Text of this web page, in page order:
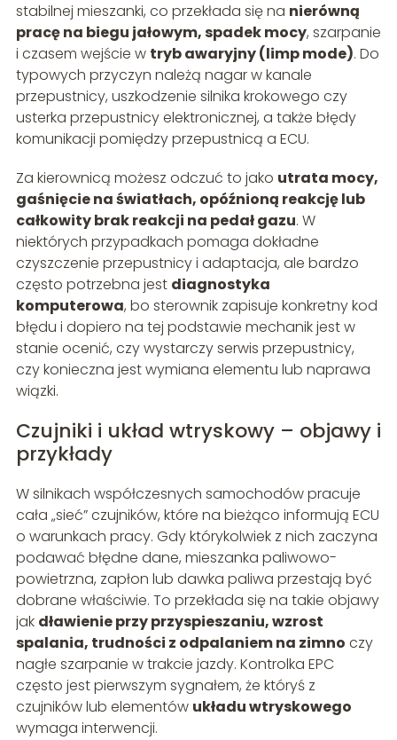
stabilnej mieszanki, co przekłada się na nierówną
pracę na biegu jałowym, spadek mocy, szarpanie
i czasem wejście w tryb awaryjny (limp mode). Do
typowych przyczyn należą nagar w kanale
przepustnicy, uszkodzenie silnika krokowego czy
usterka przepustnicy elektronicznej, a także błędy
komunikacji pomiędzy przepustnicą a ECU.
Za kierownicą możesz odczuć to jako utrata mocy,
gaśnięcie na światłach, opóźnioną reakcję lub
całkowity brak reakcji na pedał gazu. W
niektórych przypadkach pomaga dokładne
czyszczenie przepustnicy i adaptacja, ale bardzo
często potrzebna jest diagnostyka
komputerowa, bo sterownik zapisuje konkretny kod
błędu i dopiero na tej podstawie mechanik jest w
stanie ocenić, czy wystarczy serwis przepustnicy,
czy konieczna jest wymiana elementu lub naprawa
wiązki.
Czujniki i układ wtryskowy – objawy i
przykłady
W silnikach współczesnych samochodów pracuje
cała „sieć” czujników, które na bieżąco informują ECU
o warunkach pracy. Gdy którykolwiek z nich zaczyna
podawać błędne dane, mieszanka paliwowo-
powietrzna, zapłon lub dawka paliwa przestają być
dobrane właściwie. To przekłada się na takie objawy
jak dławienie przy przyspieszaniu, wzrost
spalania, trudności z odpalaniem na zimno czy
nagłe szarpanie w trakcie jazdy. Kontrolka EPC
często jest pierwszym sygnałem, że któryś z
czujników lub elementów układu wtryskowego
wymaga interwencji.